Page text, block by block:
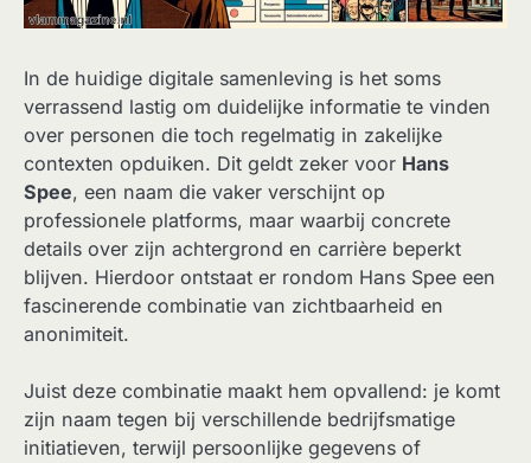
In de huidige digitale samenleving is het soms
verrassend lastig om duidelijke informatie te vinden
over personen die toch regelmatig in zakelijke
contexten opduiken. Dit geldt zeker voor Hans
Spee, een naam die vaker verschijnt op
professionele platforms, maar waarbij concrete
details over zijn achtergrond en carrière beperkt
blijven. Hierdoor ontstaat er rondom Hans Spee een
fascinerende combinatie van zichtbaarheid en
anonimiteit.
Juist deze combinatie maakt hem opvallend: je komt
zijn naam tegen bij verschillende bedrijfsmatige
initiatieven, terwijl persoonlijke gegevens of